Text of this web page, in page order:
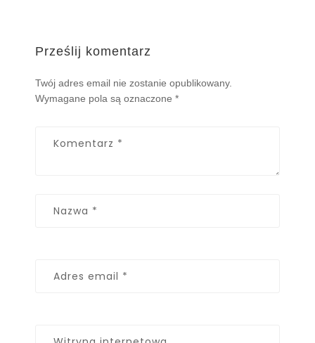
Prześlij komentarz
Twój adres email nie zostanie opublikowany.
Wymagane pola są oznaczone*